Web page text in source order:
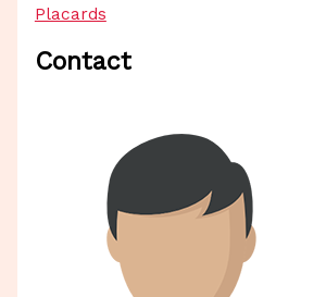
Placards
Contact